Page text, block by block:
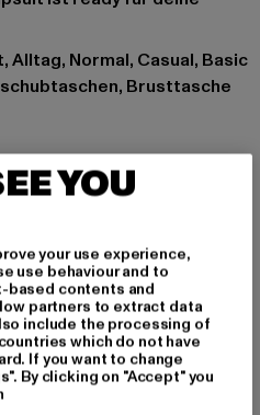
Normal, Casual, Basic
Brusttasche
98% Baumwolle, 2%
GmbH |info@tbint.de
| 64372 Ober-Ramstadt |
YOU
your use experience,
use behaviour and to
based contents and
partners to extract data
include the processing of
which do not have
If you want to change
By clicking on "Accept" you